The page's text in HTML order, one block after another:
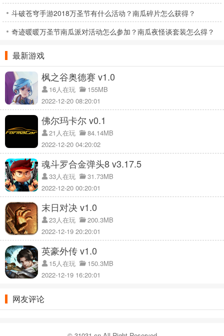
么得？
斗破苍穹手游2018万圣节有什么活动？南瓜碎片怎么获得？
奇迹暖暖万圣节南瓜派对活动怎么参加？南瓜夜怪谈套装怎么得？
最新游戏
枫之谷奥德赛 v1.0
16人在玩
155MB
2022-12-20 08:20:01
佛尔玛卡尔 v0.1
21人在玩
84.14MB
2022-12-20 04:20:02
魂斗罗合金弹头8 v3.17.5
33人在玩
31.73MB
2022-12-20 00:20:01
末日对决 v1.0
23人在玩
200.3MB
2022-12-19 20:20:01
英豪外传 v1.0
15人在玩
150.3MB
2022-12-19 16:20:01
网友评论